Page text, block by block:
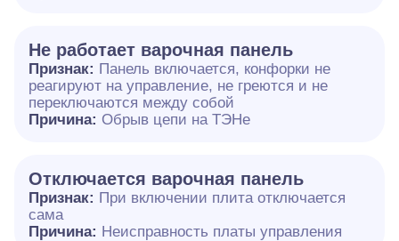
Не работает варочная панель
Признак: Панель включается, конфорки не
реагируют на управление, не греются и не
переключаются между собой
Причина: Обрыв цепи на ТЭНе
Отключается варочная панель
Признак: При включении плита отключается
сама
Причина: Неисправность платы управления